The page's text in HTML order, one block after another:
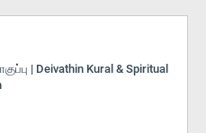
| Deivathin Kural & Spiritual